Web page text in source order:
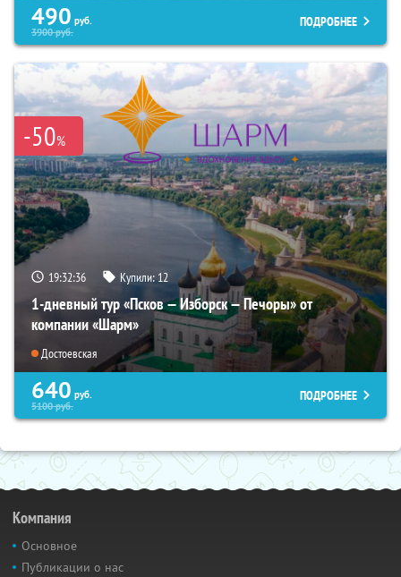
490 руб.
3900руб.
ПОДРОБНЕЕ
-50%
19:32:35 Купили:12
1-дневный тур «Псков — Изборск — Печоры» от
компании «Шарм»
Достоевская
640 руб.
5100руб.
ПОДРОБНЕЕ
Компания
Основное
Публикации о нас